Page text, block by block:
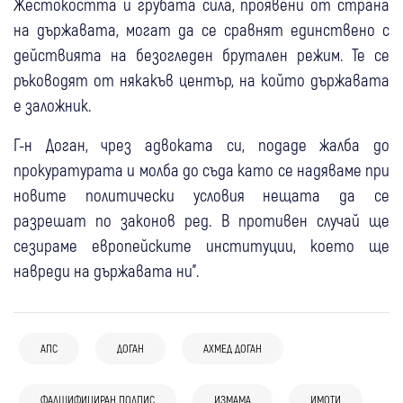
на държавата, могат да се сравнят единствено с
действията на безогледен брутален режим. Те се
ръководят от някакъв център, на който държавата
е заложник.
Г-н Доган, чрез адвоката си, подаде жалба до
прокуратурата и молба до съда като се надяваме при
новите политически условия нещата да се
разрешат по законов ред. В противен случай ще
сезираме европейските институции, което ще
навреди на държавата ни".
АПС ДОГАН АХМЕД ДОГАН
ФАЛШИФИЦИРАН ПОДПИС ИЗМАМА ИМОТИ